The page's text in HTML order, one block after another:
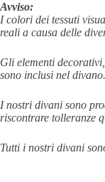
Avviso:
I colori dei tessuti
reali a causa delle
Gli elementi
sono inclusi nel divano.
I nostri divani sono
riscontrare tolleranze
Tutti i nostri divani